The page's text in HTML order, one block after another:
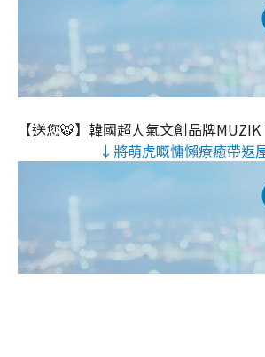
【送您🐯】韓國超人氣文創品牌MUZIK
↓將萌虎嘅慵懶療癒帶返